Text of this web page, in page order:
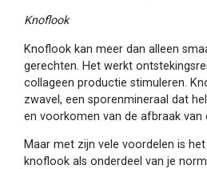
Knoflook
Knoflook kan meer dan alleen
gerechten. Het werkt
collageen productie stimuleren.
zwavel, een sporenmineraal dat
en voorkomen van de afbraak van
Maar met zijn vele voordelen is
knoflook als onderdeel van je